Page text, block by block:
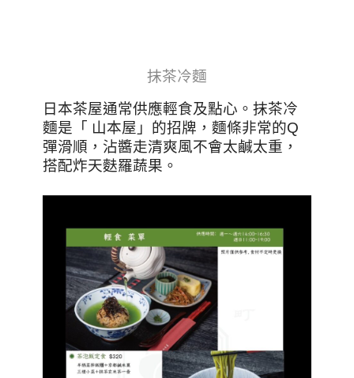
抹茶冷麵
日本茶屋通常供應輕食及點心。抹茶冷
麵是「 山本屋」的招牌，麵條非常的Q
彈滑順，沾醬走清爽風不會太鹹太重，
搭配炸天麩羅蔬果。